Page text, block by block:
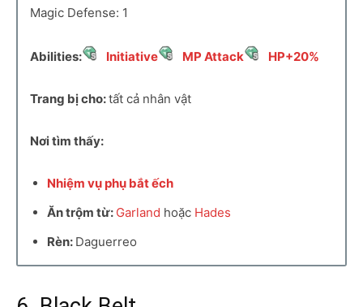
Magic Defense: 1
Abilities: Initiative MP Attack HP+20%
Trang bị cho:tất cả nhân vật
Nơi tìm thấy:
Nhiệm vụ phụ bắt ếch
Ăn trộm từ: Garland hoặc Hades
Rèn: Daguerreo